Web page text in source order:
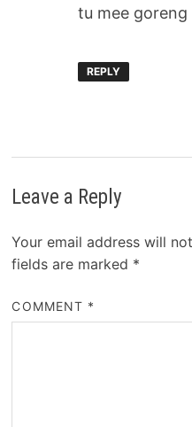
tu mee goreng
REPLY
Leave a Reply
Your email address will
fields are marked *
COMMENT *